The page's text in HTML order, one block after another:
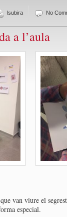
lsubira No
a l’aula
van viure el
especial.